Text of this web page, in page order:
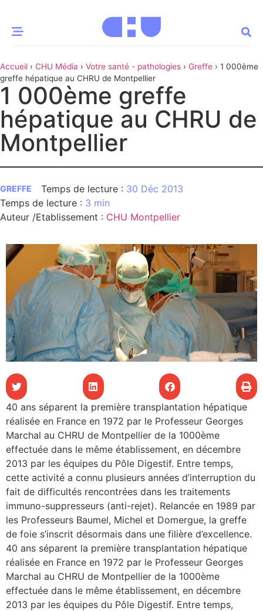
MOMENT
Innovation
& patrimoine Patient
nous
ce qu’un CHU ?
des CHU
articles
santé
santé
au CHU
& patrimoine
écologique
Accueil › CHU Média › Votre santé - pathologies › Greffe › 1 000ème
greffe hépatique au CHRU de Montpellier
1 000ème greffe
hépatique au CHRU de
Montpellier
GREFFE
30 Déc 2013
3 min
Auteur /Etablissement : CHU Montpellier
40 ans séparent la première transplantation hépatique
réalisée en France en 1972 par le Professeur Georges
Marchal au CHRU de Montpellier de la 1000ème
effectuée dans le même établissement, en décembre
2013 par les équipes du Pôle Digestif. Entre temps,
cette activité a connu plusieurs années d’interruption du
fait de difficultés rencontrées dans les traitements
immuno-suppresseurs (anti-rejet). Relancée en 1989 par
les Professeurs Baumel, Michel et Domergue, la greffe
de foie s’inscrit désormais dans une filière d’excellence.
40 ans séparent la première transplantation hépatique
réalisée en France en 1972 par le Professeur Georges
Marchal au CHRU de Montpellier de la 1000ème
effectuée dans le même établissement, en décembre
2013 par les équipes du Pôle Digestif. Entre temps,